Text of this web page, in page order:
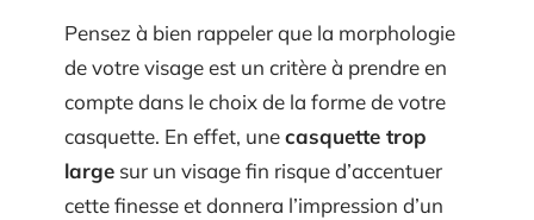
Pensez à bien rappeler que la morphologie
de votre visage est un critère à prendre en
compte dans le choix de la forme de votre
casquette. En effet, unecasquette trop
large sur un visage fin risque d’accentuer
cette finesse et donnera l’impression d’un